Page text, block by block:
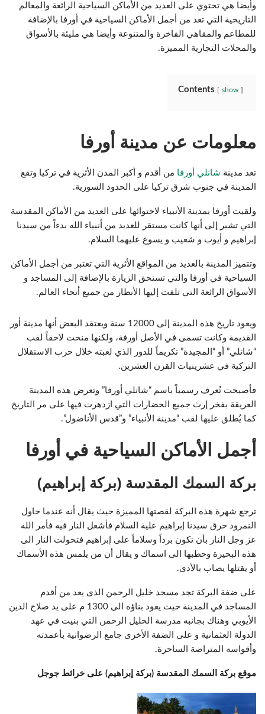
وأيضا هي تحتوي على العديد من الأماكن السياحية الرائعة والمعالم
التاريخية التي تعد من أجمل الأماكن السياحية في أورفا بالإضافة
للمطاعم والمقاهي الفاخرة والمتنوعة وأيضا هي مليئة بالأسواق
والمحلات التجارية المميزة.
Contents show
معلومات عن مدينة أورفا
تعد مدينة شانلي أورفا من أقدم و أكبر المدن الأثرية في تركيا وتقع
المدينة في جنوب شرق تركيا على الحدود السورية.
ولقبت أورفا بمدينة الأنبياء لاحتوائها على العديد من الأماكن المقدسة
التي تشير إلى أنها كانت مستقر للعديد من أنبياء الله بدءاً من سيدنا
إبراهيم و أيوب و شعيب و يسوع عليهما السلام.
وتتميز المدينة بالعديد من المواقع الأثرية التي تعتبر من أجمل الأماكن
السياحية في أورفا والتي تستحق الزيارة بالإضافة إلى المساجد و
الأسواق الرائعة التي تلفت إليها الأنظار من جميع أنحاء العالم.
ويعود تاريخ هذه المدينة إلى 12000 سنة ويعتقد البعض أنها مدينة أور
القديمة وكانت تسمى في الأصل أورفة، ولكنها منحت لاحقاً لقب
“شانلي” أو “المجيدة” تكريماً للدور الذي لعبته خلال حرب الاستقلال
التركية في عشرينيات القرن العشرين.
فأصبحت تُعرف رسمياً باسم “شانلي أورفا” وتعرض هذه المدينة
العريقة بفخر إرث جميع الحضارات التي ازدهرت فيها على مر التاريخ
كما يُطلق عليها لقب “مدينة الأنبياء” و”قدس الأناضول”.
أجمل الأماكن السياحية في أورفا
بركة السمك المقدسة (بركة إبراهيم)
ترجع شهرة هذه البركة لقصتها المميزة حيث يقال أنه عندما حاول
النمرود حرق سيدنا إبراهيم علية السلام فأشعل النار فيه فأمر الله
عز وجل النار بأن تكون برداً وسلاماً على إبراهيم فتحولت النار الى
هذه البحيرة وحطبها الى اسماك و يقال أن من يلمس هذه الأسماك
أو يقتلها يصاب بالأذى.
على ضفة البركة تجد مسجد خليل الرحمن الذى يعد من أقدم
المساجد في المدينة حيث يعود بناؤه الى 1300 م على يد صلاح الدين
الأيوبي وهناك بجانبه مدرسة الخليل الرحمن التي بنيت في عهد
الدولة العثمانية و على الضفة الأخرى جامع الرضوانية بأعمدته
وأقواسه المتراصة الساحرة.
موقع بركة السمك المقدسة (بركة إبراهيم) على خرائط جوجل